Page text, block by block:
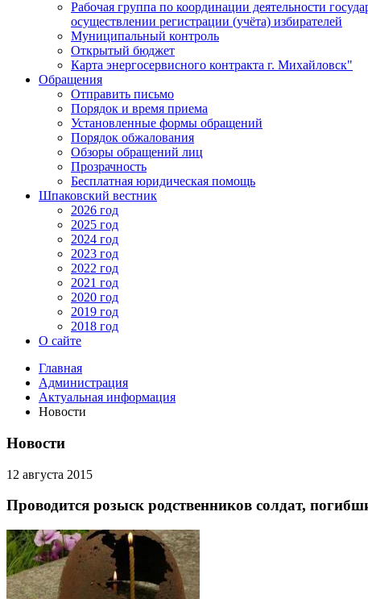
Рабочая группа по координации деятельности
осуществлении регистрации (учёта) избирателей
Муниципальный контроль
Открытый бюджет
Карта энергосервисного контракта г. Михайловск"
Обращения
Отправить письмо
Порядок и время приема
Установленные формы обращений
Порядок обжалования
Обзоры обращений лиц
Прозрачность
Бесплатная юридическая помощь
Шпаковский вестник
2026 год
2025 год
2024 год
2023 год
2022 год
2021 год
2020 год
2019 год
2018 год
О сайте
Главная
Администрация
Актуальная информация
Новости
Новости
12 августа 2015
Проводится розыск родственников солдат,